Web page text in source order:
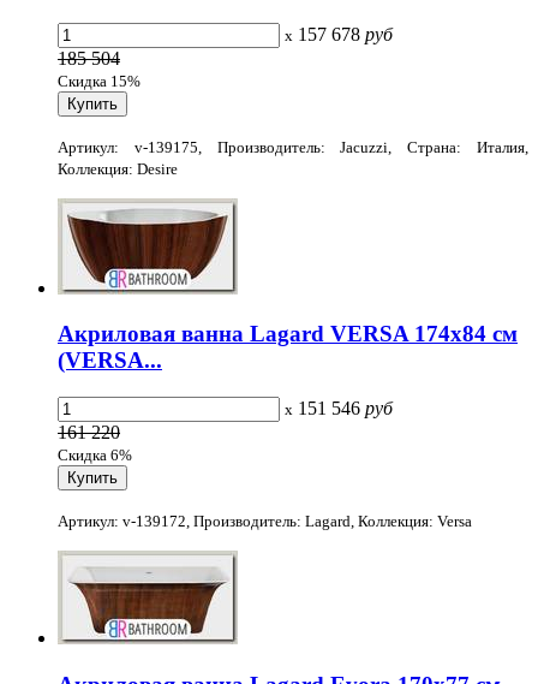
x 157 678 руб
185 504
Скидка 15%
Артикул: v-139175, Производитель: Jacuzzi, Страна: Италия,
Коллекция: Desire
Акриловая ванна Lagard VERSA 174x84 см
(VERSA...
x 151 546 руб
161 220
Скидка 6%
Артикул: v-139172, Производитель: Lagard, Коллекция: Versa